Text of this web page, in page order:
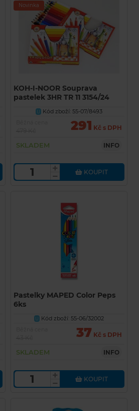
Novinka
KOH-I-NOOR Souprava
pastelek 3HR TR 11 3154/24
U Kód zboží: 55-07/8493
291 Kč s DPH
SKLADEM INFO
KOUPIT
Pastelky MAPED Color Peps
6ks
U Kód zboží: 55-06/32002
37 Kč s DPH
SKLADEM INFO
KOUPIT